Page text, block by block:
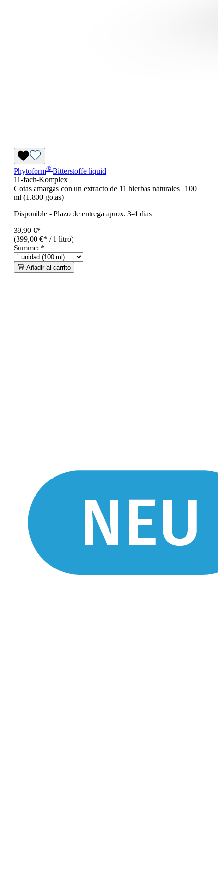
Phytoform® Bitterstoffe liquid
11-fach-Komplex
Gotas amargas con un extracto de 11 hierbas naturales | 100
ml (1.800 gotas)
Disponible - Plazo de entrega aprox. 3-4 días
39,90 €*
(399,00 €* / 1 litro)
Summe: *
Añadir al carrito